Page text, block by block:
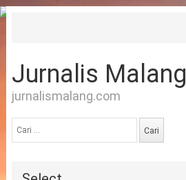
Jurnalis Malang
jurnalismalang.com
untuk: